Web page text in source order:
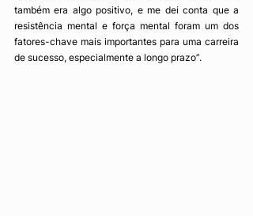
também era algo positivo, e me dei conta que a
resistência mental e força mental foram um dos
fatores-chave mais importantes para uma carreira
de sucesso, especialmente a longo prazo”.